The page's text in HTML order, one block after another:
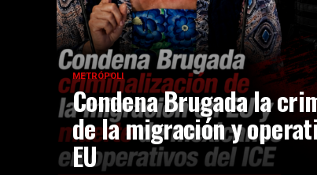
METRÓPOLI
Condena Brugada la
de la migración y
EU